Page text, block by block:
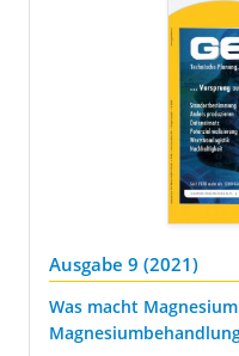
Ausgabe 9 (2021)
Was macht